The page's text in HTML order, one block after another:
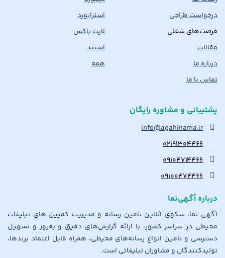
درخواست طراحی
فرصت‌های شغلی
مقالات
درباره ما
تماس با ما
استرابورد
لایت باکس
استند
همه
پشتیبانی و مشاوره رایگان
info@agahinama.ir
۰۲۱۹۱۳۰۴۴۶۶
۰۹۱۰۴۷۱۴۴۶۶
۰۹۱۰۰۴۷۴۴۶۶
درباره آگهی‌نما
آگهی نما، سکوی آنلاین تامین رسانه و مدیریت کمپین های تبلیغات
محیطی در سراسر کشور، با ارائه گزارش‌های دقیق و به‌روز و تسهیل
دسترسی و تامین انواع رسانه‌های محیطی، همراه قابل اعتماد برندها،
تولیدکنندگان و مشاوران تبلیغاتی است.